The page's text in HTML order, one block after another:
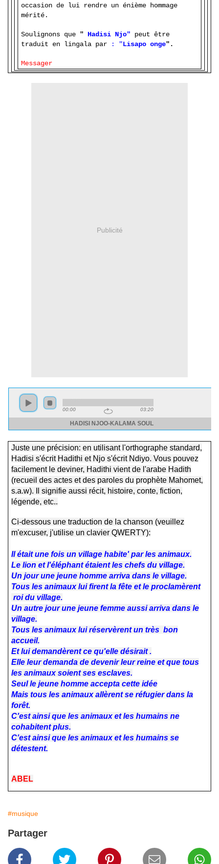
occasion de lui rendre un énième hommage
mérité.
Soulignons que" Hadisi Njo"
peut être
traduit
en lingala par: "Lisapo onge" .
Messager
Publicité
Juste une précision: en utilisant l'orthographe standard,
Hadisi s'écrit Hadithi et Njo s'écrit Ndiyo. Vous pouvez
facilement le deviner, Hadithi vient de l'arabe Hadith
(recueil des actes et des paroles du prophète Mahomet,
s.a.w). Il signifie aussi récit, histoire, conte, fiction,
légende, etc..
Ci-dessous une traduction de la chanson (veuillez
m'excuser, j'utilise un clavier QWERTY):
Il était une fois un village habite' par les animaux.
Le lion et l'éléphant étaient les chefs du village.
Un jour une jeune homme arriva dans le village.
Tous les animaux lui firent la fête et le proclamèrent
roi du village.
Un autre jour une jeune femme aussi arriva dans le
village.
Tous les animaux lui réservèrent un très bon
accueil.
Et lui demandèrent ce qu'elle désirait .
Elle leur demanda de devenir leur reine et que tous
les animaux soient ses esclaves.
Seul le jeune homme accepta cette idée
Mais tous les animaux allèrent se réfugier dans la
forêt.
C'est ainsi que les animaux et les humains ne
cohabitent plus.
C'est ainsi que les animaux et les humains se
détestent.
ABEL
#musique
Partager